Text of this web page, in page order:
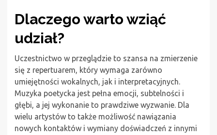
Dlaczego warto wziąć
udział?
Uczestnictwo w przeglądzie to szansa na zmierzenie
się z repertuarem, który wymaga zarówno
umiejętności wokalnych, jak i interpretacyjnych.
Muzyka poetycka jest pełna emocji, subtelności i
głębi, a jej wykonanie to prawdziwe wyzwanie. Dla
wielu artystów to także możliwość nawiązania
nowych kontaktów i wymiany doświadczeń z innymi